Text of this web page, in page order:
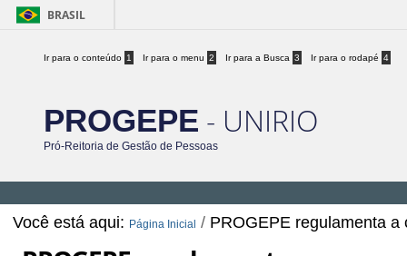
BRASIL
Ir para o conteúdo 1 Ir para o menu 2 Ir para a Busca 3 Ir para o rodapé 4
PROGEPE - UNIRIO
Pró-Reitoria de Gestão de Pessoas
Você está aqui: Página Inicial / PROGEPE regulamenta